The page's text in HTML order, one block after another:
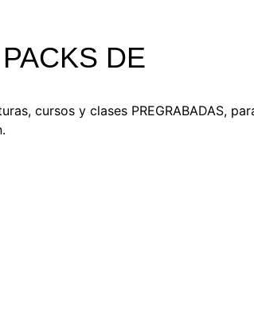
DE
cursos y clases PREGRABADAS,